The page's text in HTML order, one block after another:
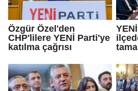
Özgür Özel'den
CHP'lilere YENİ Parti'ye
katılma çağrısı